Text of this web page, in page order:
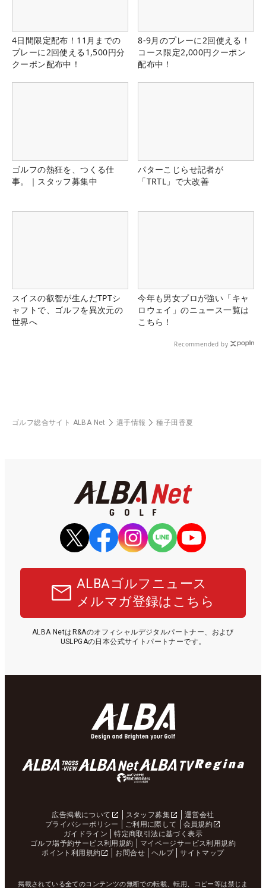
4日間限定配布！11月までの
プレーに2回使える1,500円分
クーポン配布中！
8-9月のプレーに2回使える！
コース限定2,000円クーポン
配布中！
ゴルフの熱狂を、つくる仕
事。｜スタッフ募集中
パターこじらせ記者が
「TRTL」で大改善
スイスの叡智が生んだTPTシ
ャフトで、ゴルフを異次元の
世界へ
今年も男女プロが強い「キャ
ロウェイ」のニュース一覧は
こちら！
Recommended by
ゴルフ総合サイト ALBA Net 選手情報 種子田香夏
ALBAゴルフニュース
メルマガ登録はこちら
ALBA NetはR&Aのオフィシャルデジタルパートナー、および
USLPGAの日本公式サイトパートナーです。
広告掲載について スタッフ募集
運営会社
プライバシーポリシー
ご利用に際して
会員規約
ガイドライン
特定商取引法に基づく表示
ゴルフ場予約サービス利用規約
マイページサービス利用規約
ポイント利用規約
お問合せ ヘルプ サイトマップ
掲載されている全てのコンテンツの無断での転載、転用、コピー等は禁じま